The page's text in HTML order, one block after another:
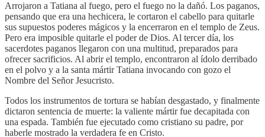
Arrojaron a Tatiana al fuego, pero el fuego no la dañó. Los paganos,
pensando que era una hechicera, le cortaron el cabello para quitarle
sus supuestos poderes mágicos y la encerraron en el templo de Zeus.
Pero era imposible quitarle el poder de Dios. Al tercer día, los
sacerdotes paganos llegaron con una multitud, preparados para
ofrecer sacrificios. Al abrir el templo, encontraron al ídolo derribado
en el polvo y a la santa mártir Tatiana invocando con gozo el
Nombre del Señor Jesucristo.
Todos los instrumentos de tortura se habían desgastado, y finalmente
dictaron sentencia de muerte: la valiente mártir fue decapitada con
una espada. También fue ejecutado como cristiano su padre, por
haberle mostrado la verdadera fe en Cristo.